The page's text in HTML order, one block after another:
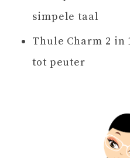
simpele taal
Thule Charm 2 in
tot peuter